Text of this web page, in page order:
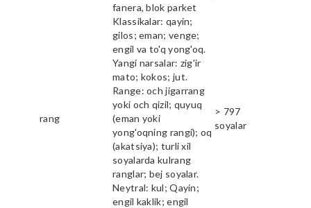
fanera, blok parket
rang
Klassikalar: qayin;
gilos; eman; venge;
engil va to'q yong'oq.
Yangi narsalar: zig'ir
mato; kokos; jut.
Range: och jigarrang
yoki och qizil; quyuq
(eman yoki
yong'oqning rangi); oq
(akatsiya); turli xil
soyalarda kulrang
ranglar; bej soyalar.
Neytral: kul; Qayin;
engil kaklik; engil
> 797
soyalar